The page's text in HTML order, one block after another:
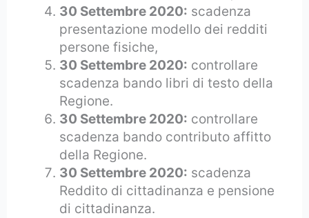
30 Settembre 2020: scadenza
presentazione modello dei redditi
persone fisiche,
30 Settembre 2020: controllare
scadenza bando libri di testo della
Regione.
30 Settembre 2020: controllare
scadenza bando contributo affitto
della Regione.
30 Settembre 2020: scadenza
Reddito di cittadinanza e pensione
di cittadinanza.